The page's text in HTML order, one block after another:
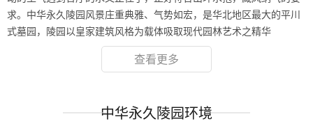
求。中华永久陵园风景庄重典雅、气势如宏，是华北地区最大的平川
式墓园，陵园以皇家建筑风格为载体吸取现代园林艺术之精华
查看更多
中华永久陵园环境